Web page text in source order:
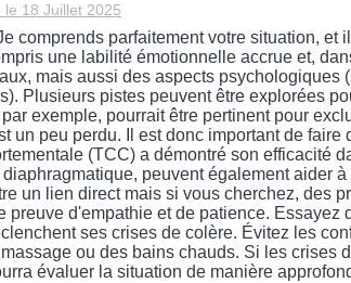
le 18 Juillet 2025
comprends parfaitement votre situation,
une labilité émotionnelle accrue et,
mais aussi des aspects
Plusieurs pistes peuvent être explorées
exemple, pourrait être pertinent pour
un peu perdu. Il est donc important de
(TCC) a démontré son efficacité
peuvent également aider
un lien direct mais si vous cherchez, des
preuve d'empathie et de patience.
ses crises de colère. Évitez les
ou des bains chauds. Si les crises
évaluer la situation de manière